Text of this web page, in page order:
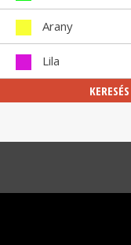
Arany
Lila
KERESÉS